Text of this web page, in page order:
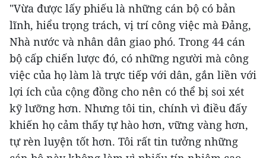
"Vừa được lấy phiếu là những cán bộ có bản
lĩnh, hiểu trọng trách, vị trí công việc mà Đảng,
Nhà nước và nhân dân giao phó. Trong 44 cán
bộ cấp chiến lược đó, có những người mà công
việc của họ làm là trực tiếp với dân, gắn liền với
lợi ích của cộng đồng cho nên có thể bị soi xét
kỹ lưỡng hơn. Nhưng tôi tin, chính vì điều đấy
khiến họ cảm thấy tự hào hơn, vững vàng hơn,
tự rèn luyện tốt hơn. Tôi rất tin tưởng những